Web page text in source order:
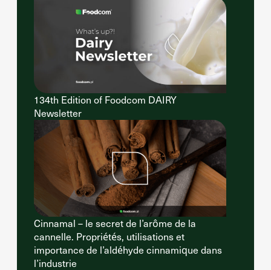
134th Edition of Foodcom DAIRY
Newsletter
Cinnamal – le secret de l’arôme de la
cannelle. Propriétés, utilisations et
importance de l’aldéhyde cinnamique dans
l’industrie